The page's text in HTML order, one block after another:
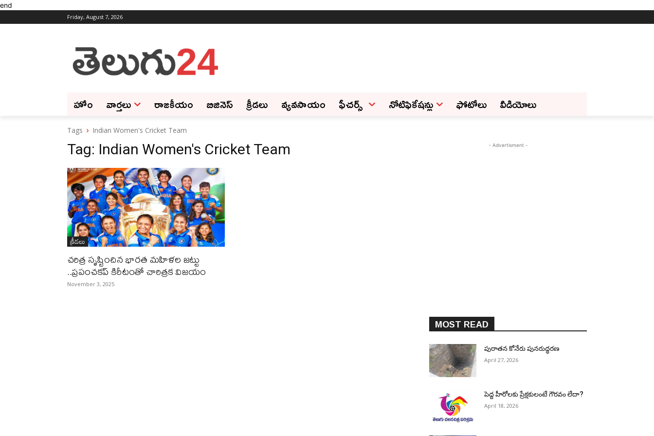
end
Friday, August 7, 2026
హోం వార్తలు రాజకీయం బిజినెస్‌ క్రీడలు వ్యవసాయం ఫీచ‌ర్స్ ‌ నోటిఫికేషన్లు ఫోటోలు వీడియోలు
Tags Indian Women's Cricket Team
Tag: Indian Women's Cricket Team
క్రీడలు
చరిత్ర సృష్టించిన భారత మహిళల జట్టు
..ప్రపంచకప్ కిరీటంతో చారిత్రక విజయం
November 3, 2025
- Advertisment -
MOST READ
పురాత‌న కోనేరు పున‌రుద్ధ‌ర‌ణ
April 27, 2026
పెద్ద హీరోల‌కు ప్రేక్ష‌కులంటే గౌర‌వం లేదా?
April 18, 2026